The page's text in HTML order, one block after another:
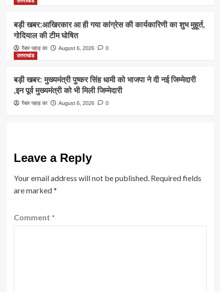
बड़ी खबर:आखिरकार आ ही गया कांग्रेस की कार्यकारिणी का शुभ मुहूर्त,
गोदियाल की टीम घोषित
रैबार पहाड़ का August 6, 2026
0
उत्तराखंड
बड़ी खबर: मुख्यमंत्री पुष्कर सिंह धामी को भाजपा ने दी नई जिम्मेदारी
,इन पूर्व मुख्यमंत्री को भी मिली जिम्मेदारी
रैबार पहाड़ का August 6, 2026 0
Leave a Reply
Your email address will not be published. Required fields
are marked*
Comment *